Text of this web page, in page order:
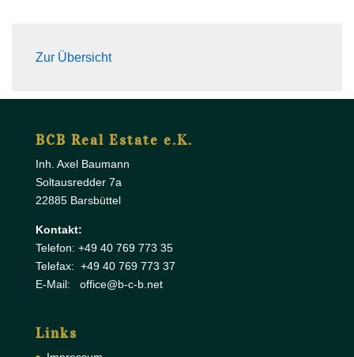
Zur Übersicht
BCB Real Estate e.K.
Inh. Axel Baumann
Soltausredder 7a
22885 Barsbüttel
Kontakt:
Telefon: +49 40 769 773 35
Telefax: +49 40 769 773 37
E-Mail: office@b-c-b.net
Links